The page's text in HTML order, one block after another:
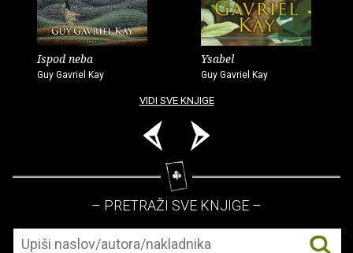
Ispod neba
Guy Gavriel Kay
Ysabel
Guy Gavriel Kay
VIDI SVE KNJIGE
– PRETRAŽI SVE KNJIGE –